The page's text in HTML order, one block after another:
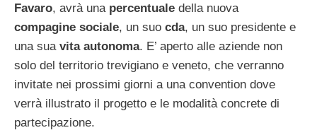
Favaro, avrà una percentuale della nuova
compagine sociale, un suo cda, un suo presidente e
una sua vita autonoma. E’ aperto alle aziende non
solo del territorio trevigiano e veneto, che verranno
invitate nei prossimi giorni a una convention dove
verrà illustrato il progetto e le modalità concrete di
partecipazione.